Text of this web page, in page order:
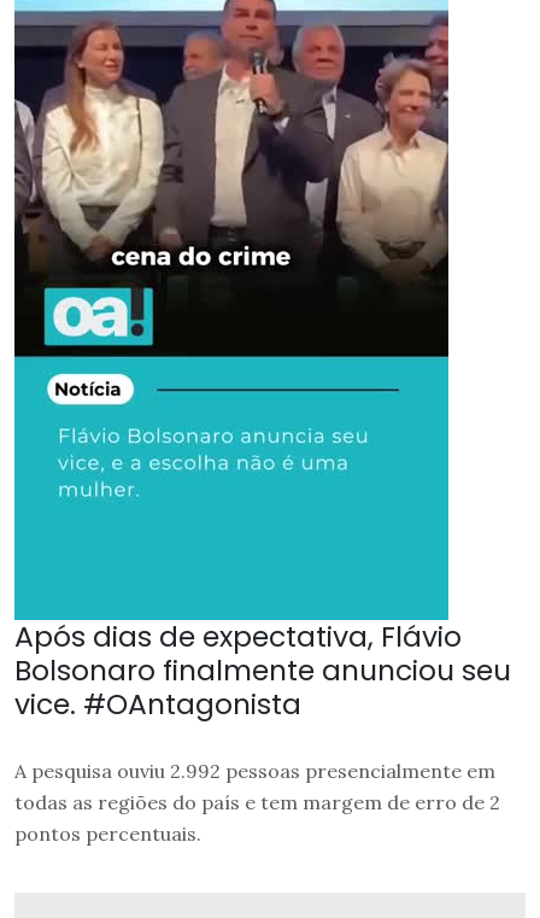
Após dias de expectativa, Flávio
Bolsonaro finalmente anunciou seu
vice. #OAntagonista
A pesquisa ouviu 2.992 pessoas presencialmente em
todas as regiões do país e tem margem de erro de 2
pontos percentuais.